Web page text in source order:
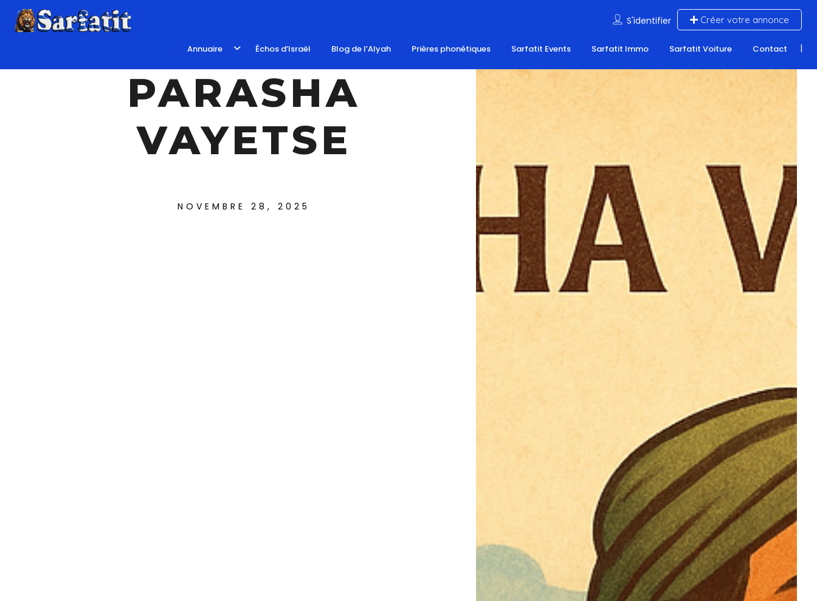
S'identifier Créer votre annonce
Annuaire Échos d’Israël Blog de l’Alyah Prières phonétiques Sarfatit Events Sarfatit Immo Sarfatit Voiture Contact
PARASHA
VAYETSE
NOVEMBRE 28, 2025